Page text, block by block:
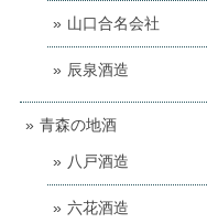
山口合名会社
辰泉酒造
青森の地酒
八戸酒造
六花酒造